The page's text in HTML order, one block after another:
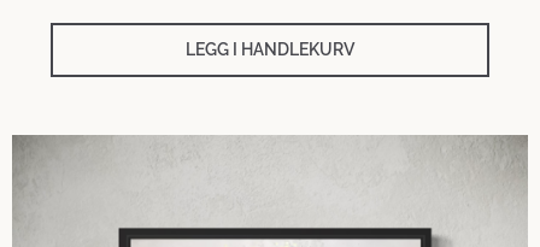
LEGG I HANDLEKURV